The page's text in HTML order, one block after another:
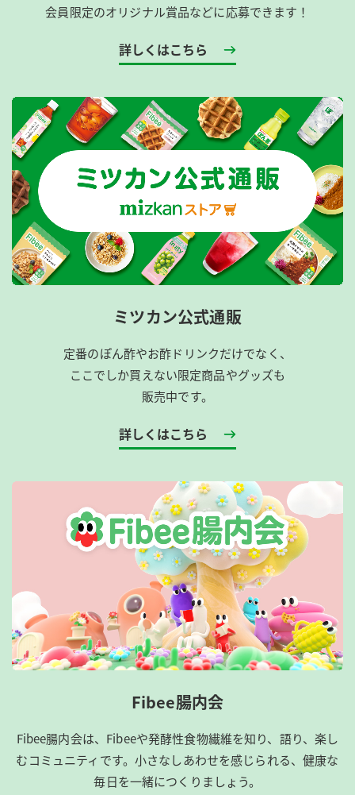
会員限定のオリジナル賞品などに応募できます！
詳しくはこちら
ミツカン公式通販
定番のぽん酢やお酢ドリンクだけでなく、
ここでしか買えない限定商品やグッズも
販売中です。
詳しくはこちら
Fibee腸内会
Fibee腸内会は、​Fibeeや発酵性食物繊維を知り、語り、楽し
むコミュニティです。​小さなしあわせを感じられる、健康な
毎日を一緒につくりましょう。